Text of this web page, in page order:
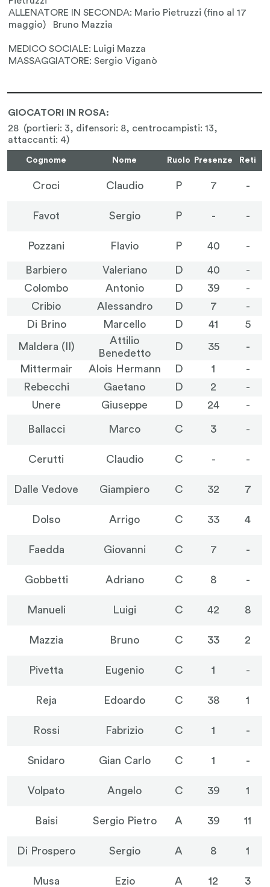
GIOCATORI IN ROSA:
28 (portieri: 3, difensori: 8, centrocampisti: 13,
attaccanti: 4)
Cognome Nome Ruolo Presenze Reti
Croci Claudio P 7 -
Favot Sergio P - -
Pozzani Flavio P 40 -
Barbiero Valeriano D 40
-
Colombo
Antonio D 39
-
Cribio
Alessandro D 7
-
Di Brino
Marcello D 41 5
Maldera (II)
Attilio
Benedetto
D 35 -
Mittermair Alois Hermann D 1
-
Rebecchi
Gaetano D 2
-
Unere
Giuseppe D 24 -
Ballacci Marco C 3 -
Cerutti Claudio C - -
Dalle Vedove Giampiero C 32 7
Dolso Arrigo C 33 4
Faedda Giovanni C 7 -
Gobbetti Adriano C 8 -
Manueli Luigi C 42 8
Mazzia Bruno C 33 2
Pivetta Eugenio C 1 -
Reja Edoardo C 38 1
Rossi Fabrizio C 1 -
Snidaro Gian Carlo C 1 -
Volpato Angelo C 39 1
Baisi Sergio Pietro A 39 11
Di Prospero Sergio A 8 1
Musa Ezio A 12 3